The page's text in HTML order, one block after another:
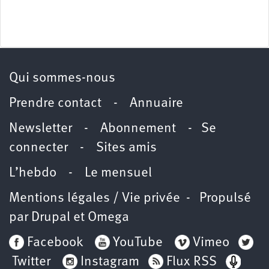
Qui sommes-nous
Prendre contact - Annuaire
Newsletter - Abonnement - Se
connecter- Sites amis
L’hebdo -
Le mensuel
Mentions légales / Vie privée - Propulsé
par Drupal et Omega
Facebook
YouTube
Vimeo
Twitter
Instagram Flux RSS